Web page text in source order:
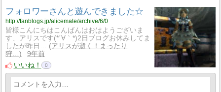
フォロワーさんと遊んできました☆
http://fanblogs.jp/alicemate/archive/6/0
皆様こんにちはこんばんはおはようございま
す、アリスです(*´∀｀*)2日ブログお休みしてま
したが昨日…
アリスが逝く！まったり
狩…
9年前
いいね！
0